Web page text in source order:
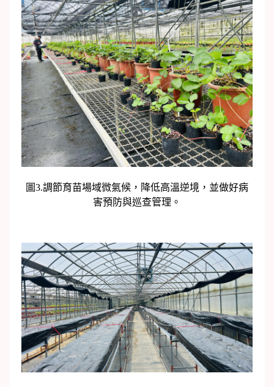
圖3.調節育苗場域微氣候，降低高溫逆境，並做好病
害預防與巡查管理。